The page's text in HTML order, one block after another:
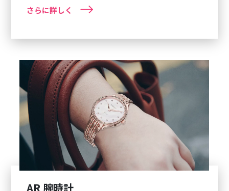
さらに詳しく
AR 腕時計